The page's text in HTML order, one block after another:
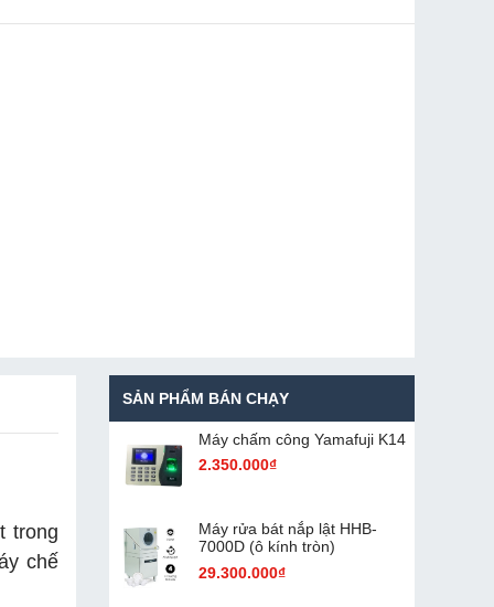
trong
chế
SẢN PHẨM BÁN CHẠY
Máy chấm cô​ng Yamafuji K14
2.350.000₫
Máy rửa bát nắp lật HHB-
7000D (ô kính tròn)
29.300.000₫